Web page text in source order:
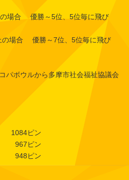
場合 優勝～5位、5位毎に飛び
合 優勝～7位、5位毎に飛び
パボウルから多摩市社会福祉協議会
ピン
ピン
948ピン